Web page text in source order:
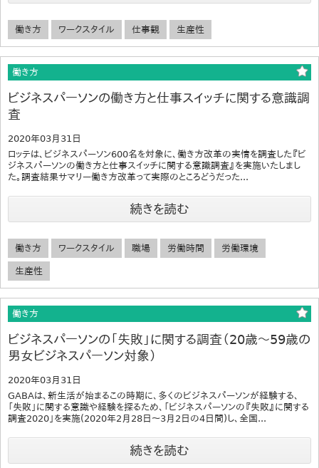
働き方 ワークスタイル 仕事観 生産性
働き方
ビジネスパーソンの働き方と仕事スイッチに関する意識調
査
2020年03月31日
ロッテは、ビジネスパーソン600名を対象に、働き方改革の実情を調査した『ビ
ジネスパーソンの働き方と仕事スイッチに関する意識調査』を実施いたしまし
た。調査結果サマリー働き方改革って実際のところどうだった...
続きを読む
働き方 ワークスタイル 職場 労働時間 労働環境
生産性
働き方
ビジネスパーソンの「失敗」に関する調査（20歳～59歳の
男女ビジネスパーソン対象）
2020年03月31日
GABAは、新生活が始まるこの時期に、多くのビジネスパーソンが経験する、
「失敗」に関する意識や経験を探るため、「ビジネスパーソンの『失敗』に関する
調査2020」を実施(2020年2月28日～3月2日の4日間)し、全国...
続きを読む